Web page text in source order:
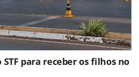
para receber os filhos no